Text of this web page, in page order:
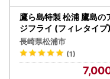
鷹ら島特製 松浦 鷹島の
ジフライ (フィレタイ
枚(4枚入り×2パック)【A
7-084】
長崎県松浦市
(1)